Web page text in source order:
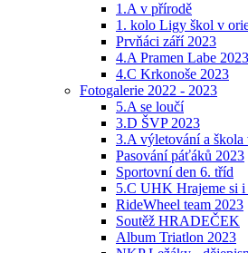
1.A v přírodě
1. kolo Ligy škol v
Prvňáci září 2023
4.A Pramen Labe 2023
4.C Krkonoše 2023
Fotogalerie 2022 - 2023
5.A se loučí
3.D ŠVP 2023
3.A výletování a škola
Pasování páťáků 2023
Sportovní den 6. tříd
5.C UHK Hrajeme si i
RideWheel team 2023
Soutěž HRADEČEK
Album Triatlon 2023